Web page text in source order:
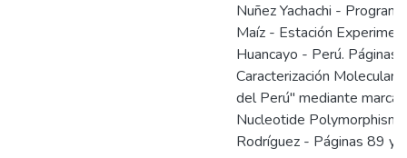
Nuñez Yachachi -
Maíz - Estación
Huancayo - Perú.
Caracterización Molecular
del Perú" mediante
Nucleotide Polymorphism
Rodríguez - Páginas 89 y